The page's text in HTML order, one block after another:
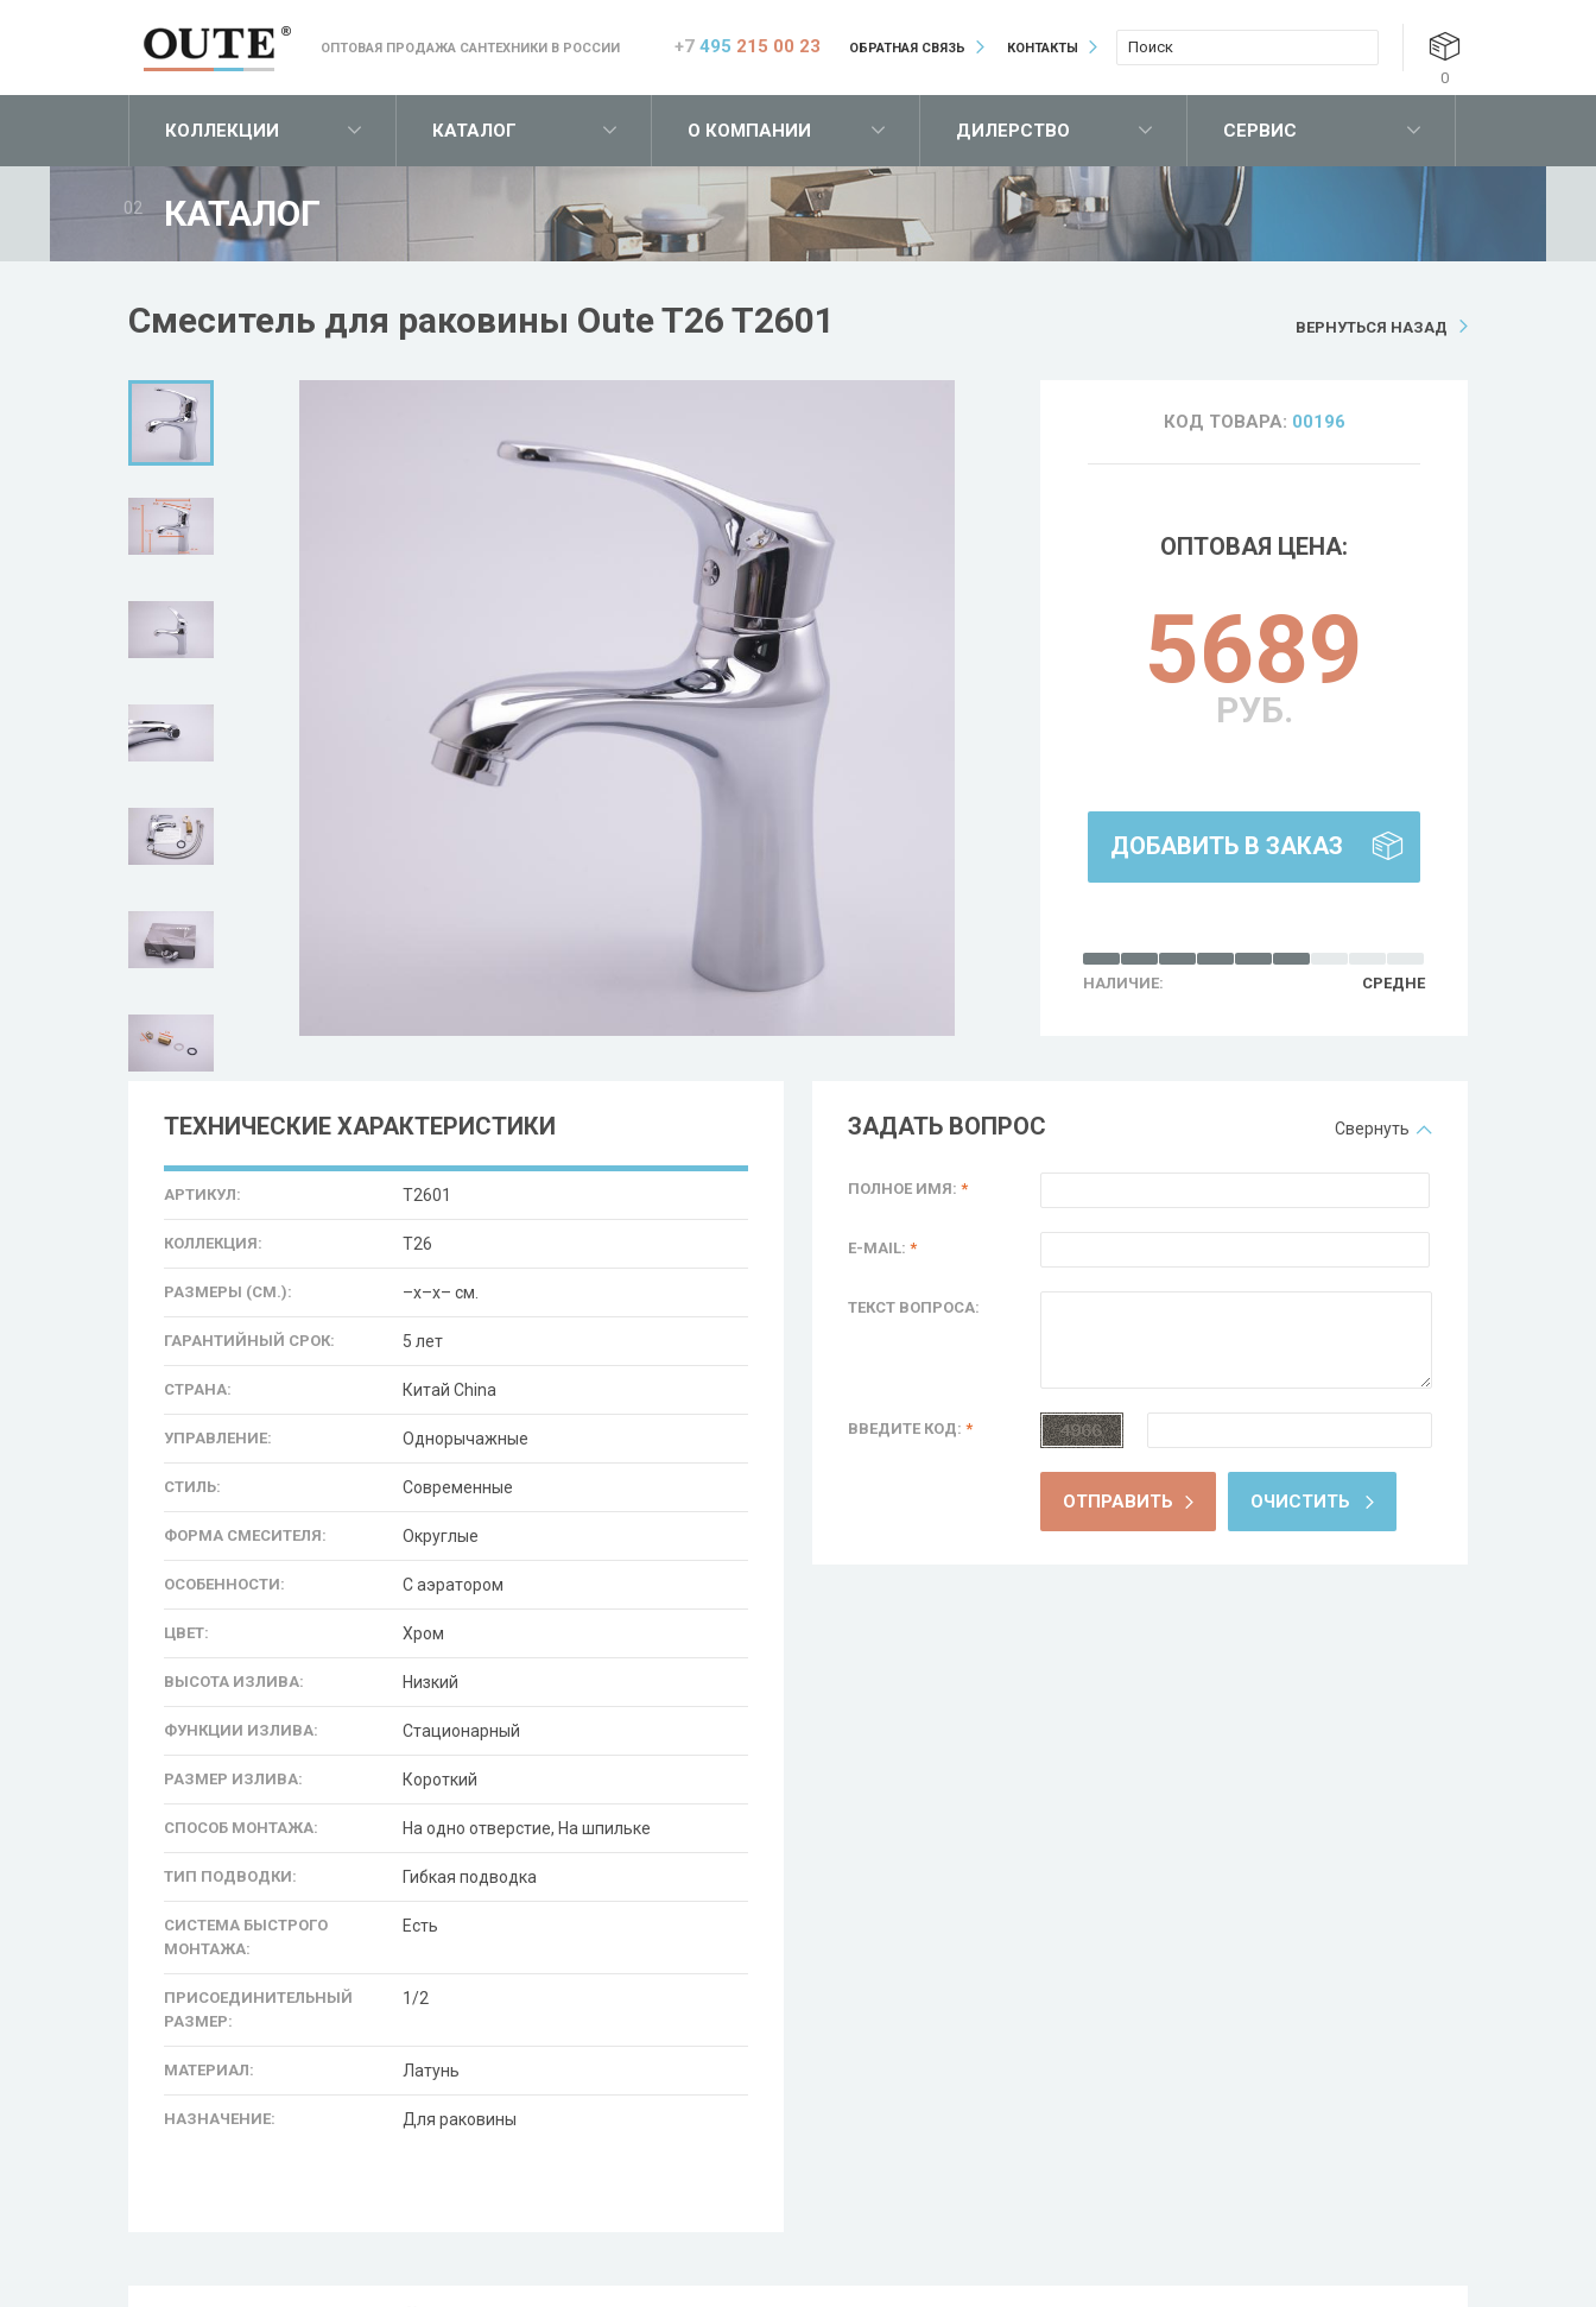
ОПТОВАЯ ПРОДАЖА САНТЕХНИКИ В РОССИИ +7 495 215 00 23 ОБРАТНАЯ СВЯЗЬ КОНТАКТЫ
0
КОЛЛЕКЦИИ КАТАЛОГ О КОМПАНИИ ДИЛЕРСТВО СЕРВИС
02 КАТАЛОГ
ВЕРНУТЬСЯ НАЗАД
Смеситель для раковины Oute T26 T2601
КОД ТОВАРА: 00196
ОПТОВАЯ ЦЕНА:
5689
РУБ.
ДОБАВИТЬ В ЗАКАЗ
НАЛИЧИЕ: СРЕДНЕ
ТЕХНИЧЕСКИЕ ХАРАКТЕРИСТИКИ
АРТИКУЛ: T2601
КОЛЛЕКЦИЯ: T26
РАЗМЕРЫ (СМ.): –x–x– см.
ГАРАНТИЙНЫЙ СРОК: 5 лет
СТРАНА: Китай China
УПРАВЛЕНИЕ: Однорычажные
СТИЛЬ: Современные
ФОРМА СМЕСИТЕЛЯ: Округлые
ОСОБЕННОСТИ: С аэратором
ЦВЕТ: Хром
ВЫСОТА ИЗЛИВА: Низкий
ФУНКЦИИ ИЗЛИВА: Стационарный
РАЗМЕР ИЗЛИВА: Короткий
СПОСОБ МОНТАЖА: На одно отверстие, На шпильке
ТИП ПОДВОДКИ: Гибкая подводка
СИСТЕМА БЫСТРОГО
МОНТАЖА:
Есть
ПРИСОЕДИНИТЕЛЬНЫЙ
РАЗМЕР:
1/2
МАТЕРИАЛ: Латунь
НАЗНАЧЕНИЕ: Для раковины
ЗАДАТЬ ВОПРОС Свернуть
ПОЛНОЕ ИМЯ: *
E-MAIL: *
ТЕКСТ ВОПРОСА:
ВВЕДИТЕ КОД: *
ОТПРАВИТЬ ОЧИСТИТЬ